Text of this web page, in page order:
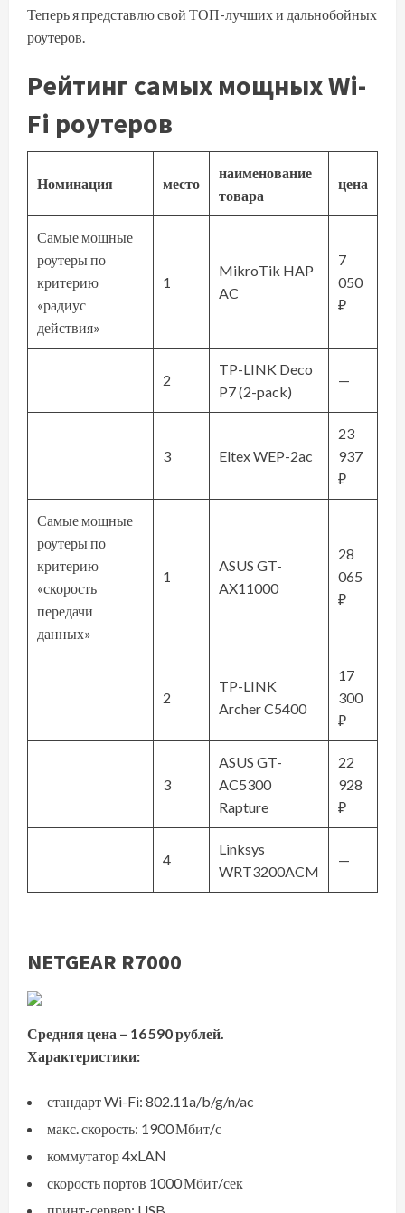
Теперь я представлю свой ТОП-лучших и дальнобойных
роутеров.
Рейтинг самых мощных Wi-
Fi роутеров
Номинация место
наименование
товара
цена
Самые мощные
роутеры по
критерию
«радиус
действия»
1
MikroTik HAP
AC
7
050
₽
2
TP-LINK Deco
P7 (2-pack)
—
3 Eltex WEP-2ac
23
937
₽
Самые мощные
роутеры по
критерию
«скорость
передачи
данных»
1
ASUS GT-
AX11000
28
065
₽
2
TP-LINK
Archer C5400
17
300
₽
3
ASUS GT-
AC5300
Rapture
22
928
₽
4
Linksys
WRT3200ACM
—
NETGEAR R7000
Средняя цена – 16 590 рублей.
Характеристики:
стандарт Wi-Fi: 802.11a/b/g/n/ac
макс. скорость: 1900 Мбит/с
коммутатор 4xLAN
скорость портов 1000 Мбит/сек
принт-сервер: USB